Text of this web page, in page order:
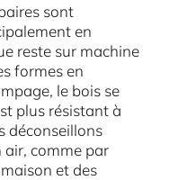
sont
en
reste sur machine
formes en
le bois se
plus résistant à
déconseillons
air, comme par
et des